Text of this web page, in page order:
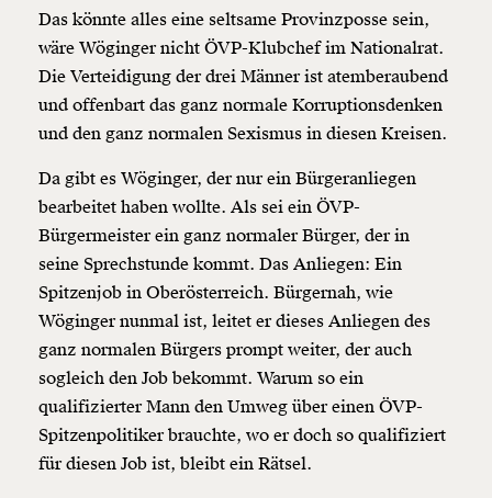
Das könnte alles eine seltsame Provinzposse sein,
wäre Wöginger nicht ÖVP-Klubchef im Nationalrat.
Die Verteidigung der drei Männer ist atemberaubend
und offenbart das ganz normale Korruptionsdenken
und den ganz normalen Sexismus in diesen Kreisen.
Da gibt es Wöginger, der nur ein Bürgeranliegen
bearbeitet haben wollte. Als sei ein ÖVP-
Bürgermeister ein ganz normaler Bürger, der in
seine Sprechstunde kommt. Das Anliegen: Ein
Spitzenjob in Oberösterreich. Bürgernah, wie
Wöginger nunmal ist, leitet er dieses Anliegen des
ganz normalen Bürgers prompt weiter, der auch
sogleich den Job bekommt. Warum so ein
qualifizierter Mann den Umweg über einen ÖVP-
Spitzenpolitiker brauchte, wo er doch so qualifiziert
für diesen Job ist, bleibt ein Rätsel.